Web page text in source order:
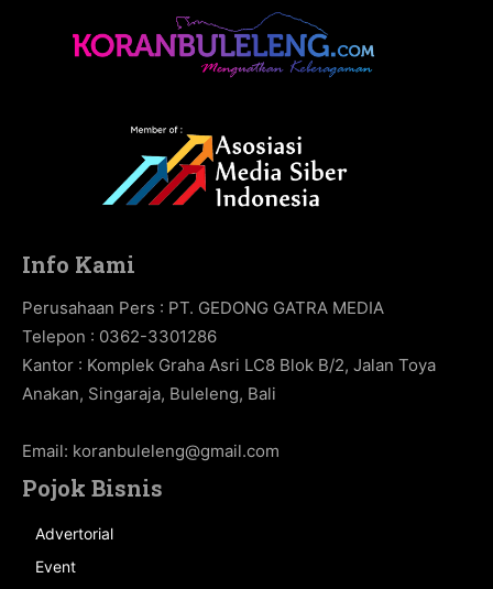
Info Kami
Perusahaan Pers : PT. GEDONG GATRA MEDIA
Telepon : 0362-3301286
Kantor : Komplek Graha Asri LC8 Blok B/2, Jalan Toya
Anakan, Singaraja, Buleleng, Bali
Email: koranbuleleng@gmail.com
Pojok Bisnis
Advertorial
Event